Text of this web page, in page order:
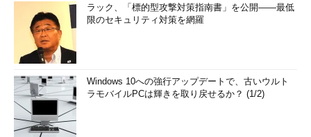
と述べている。これは品質を高めていることになるのだろうか？
答えはNoである。このような機能に限って実装が困難である
ことが後から判明して苦労したことのある方はいないだろうか。
が、顧客が求めていることは、要求と一致したものであり、それ
以上でもそれ以下でもない。このことはPMBOKでも余計なこと
を意味する“金メッキ“（Gold Plating）として扱われており、避
けるべきとものとされている。
ラック、「標的型攻撃対策指南書」を公開――最低
限のセキュリティ対策を網羅
Windows 10への強行アップデートで、古いウルト
ラモバイルPCは輝きを取り戻せるか？ (1/2)